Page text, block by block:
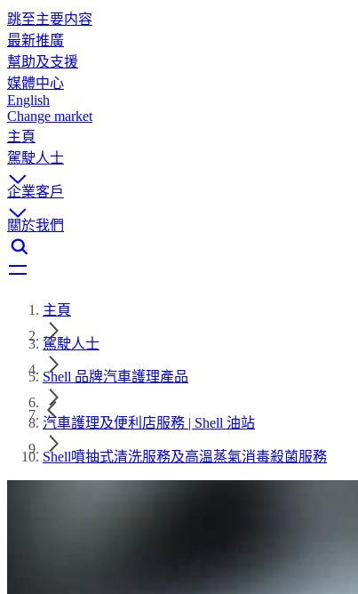
跳至主要内容
最新推廣
幫助及支援
媒體中心
English
Change market
主頁
駕駛人士
企業客戶
關於我們
主頁
駕駛人士
Shell 品牌汽車護理產品
汽車護理及便利店服務 | Shell 油站
Shell噴抽式清洗服務及高溫蒸氣消毒殺菌服務